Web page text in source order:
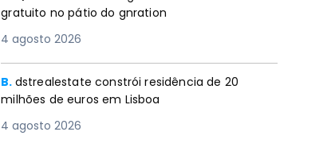
gratuito no pátio do gnration
4 agosto 2026
B. dstrealestate constrói residência de 20
milhões de euros em Lisboa
4 agosto 2026